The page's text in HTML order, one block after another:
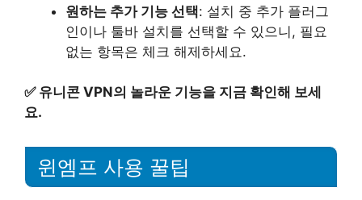
원하는 추가 기능 선택: 설치 중 추가 플러그
인이나 툴바 설치를 선택할 수 있으니, 필요
없는 항목은 체크 해제하세요.
✅ 유니콘 VPN의 놀라운 기능을 지금 확인해 보세
요.
윈엠프 사용 꿀팁